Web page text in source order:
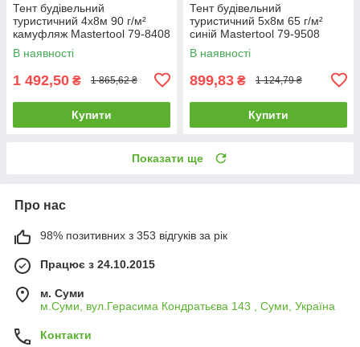
Тент будівельний
туристичний 4х8м 90 г/м²
камуфляж Mastertool 79-8408
В наявності
1 492,50 ₴ 1 865,62 ₴
Купити
Тент будівельний
туристичний 5х8м 65 г/м²
синій Mastertool 79-9508
В наявності
899,83 ₴ 1 124,79 ₴
Купити
Показати ще
Про нас
98% позитивних з 353 відгуків за рік
Працює з 24.10.2015
м. Суми
м.Суми, вул.Герасима Кондратьєва 143 , Суми, Україна
Контакти